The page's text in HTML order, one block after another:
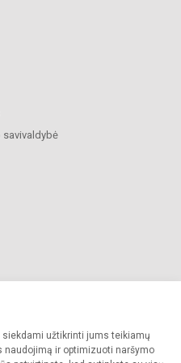
užtikrinti jums teikiamų
naudojimą ir optimizuoti naršymo
savivaldybė
Visos teisės saugomos.